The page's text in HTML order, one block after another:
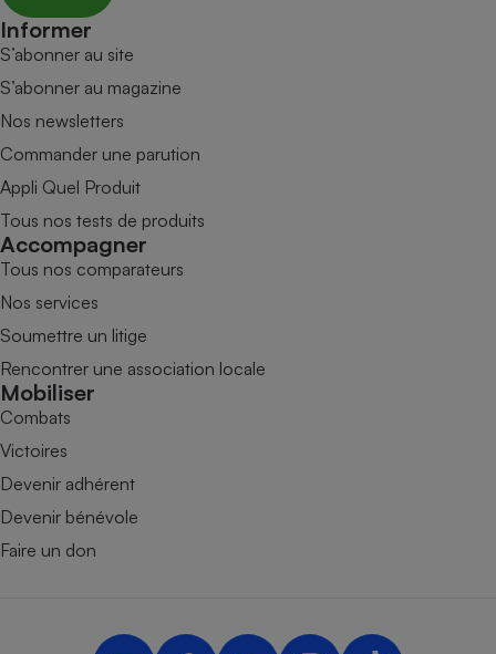
Informer
S’abonner au site
S’abonner au magazine
Nos newsletters
Commander une parution
Appli Quel Produit
Tous nos tests de produits
Accompagner
Tous nos comparateurs
Nos services
Soumettre un litige
Rencontrer une association locale
Mobiliser
Combats
Victoires
Devenir adhérent
Devenir bénévole
Faire un don